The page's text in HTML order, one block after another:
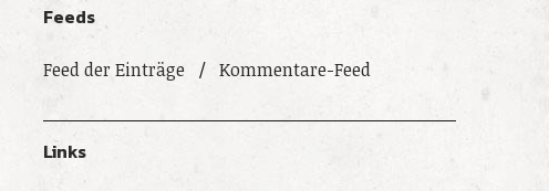
Feeds
Feed der Einträge Kommentare-Feed
Links